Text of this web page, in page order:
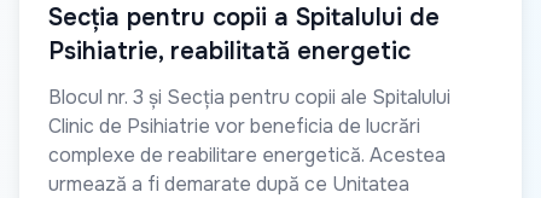
Secția pentru copii a Spitalului de
Psihiatrie, reabilitată energetic
Blocul nr. 3 și Secția pentru copii ale Spitalului
Clinic de Psihiatrie vor beneficia de lucrări
complexe de reabilitare energetică. Acestea
urmează a fi demarate după ce Unitatea